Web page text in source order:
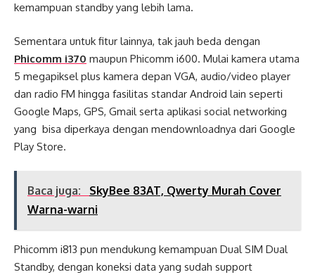
kemampuan standby yang lebih lama.
Sementara untuk fitur lainnya, tak jauh beda dengan
Phicomm i370 maupun Phicomm i600. Mulai kamera utama
5 megapiksel plus kamera depan VGA, audio/video player
dan radio FM hingga fasilitas standar Android lain seperti
Google Maps, GPS, Gmail serta aplikasi social networking
yang bisa diperkaya dengan mendownloadnya dari Google
Play Store.
Baca juga:
SkyBee 83AT, Qwerty Murah Cover
Warna-warni
Phicomm i813 pun mendukung kemampuan Dual SIM Dual
Standby, dengan koneksi data yang sudah support